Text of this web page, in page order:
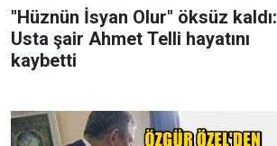
"Hüznün İsyan Olur" öksüz kaldı:
Usta şair Ahmet Telli hayatını
kaybetti